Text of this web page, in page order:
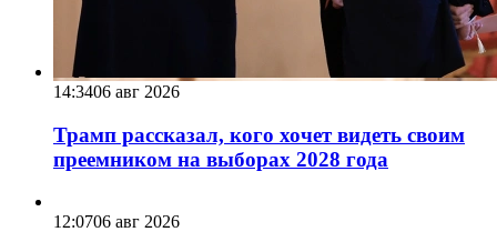
14:3406 авг 2026
Трамп рассказал, кого хочет видеть своим
преемником на выборах 2028 года
12:0706 авг 2026